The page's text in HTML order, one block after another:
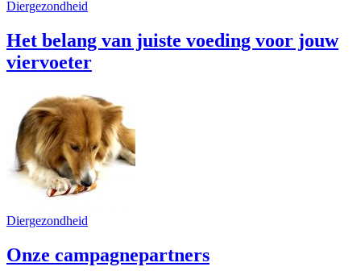
Diergezondheid
Het belang van juiste voeding voor jouw
viervoeter
Diergezondheid
Onze campagnepartners